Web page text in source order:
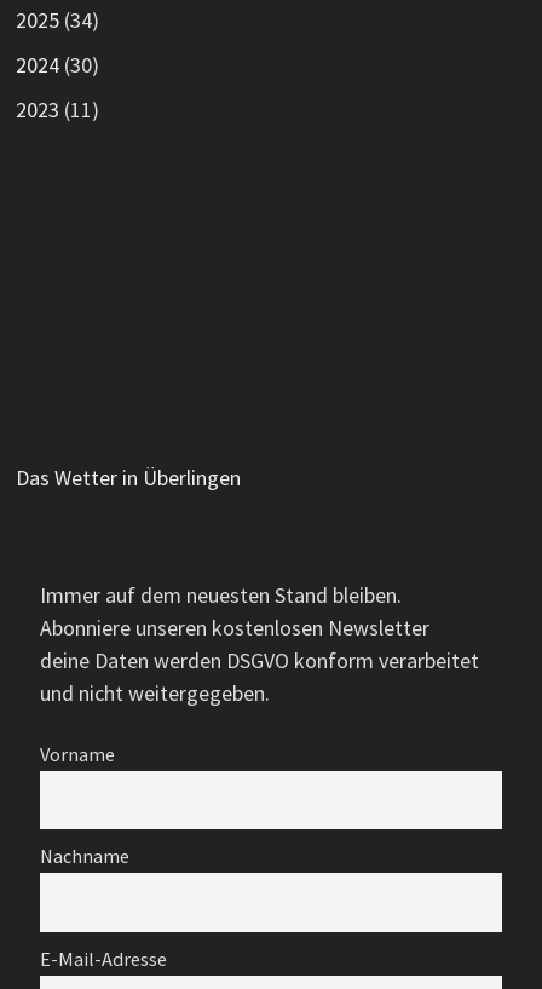
2025(34)
2024(30)
2023 (11)
Das Wetter in Überlingen
Immer auf dem neuesten Stand bleiben.
Abonniere unseren kostenlosen Newsletter
deine Daten werden DSGVO konform verarbeitet
und nicht weitergegeben.
Vorname
Nachname
E-Mail-Adresse